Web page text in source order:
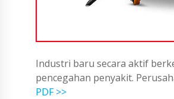
Industri baru secara aktif
pencegahan penyakit.
PDF >>